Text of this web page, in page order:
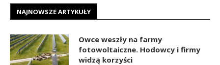
NAJNOWSZE ARTYKUŁY
Owce weszły na farmy
fotowoltaiczne. Hodowcy i firmy
widzą korzyści